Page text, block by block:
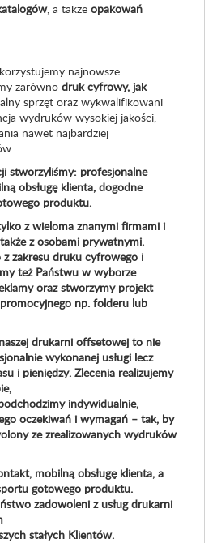
, a także opakowań
najnowsze
zarówno druk cyfrowy, jak
sprzęt oraz wykwalifikowani
wydruków wysokiej jakości,
nawet najbardziej
stworzyliśmy: profesjonalne
obsługę klienta, dogodne
produktu.
z wieloma znanymi firmami i
z osobami prywatnymi.
zakresu druku cyfrowego i
też Państwu w wyborze
oraz stworzymy projekt
np. folderu lub
drukarni offsetowej to nie
wykonanej usługi lecz
i pieniędzy. Zlecenia realizujemy
indywidualnie,
oczekiwań i wymagań – tak, by
ze zrealizowanych wydruków
mobilną obsługę klienta, a
gotowego produktu.
zadowoleni z usług drukarni
stałych Klientów.